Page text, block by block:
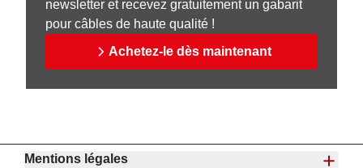
newsletter et recevez gratuitement un gabarit
pour câbles de haute qualité !
Achetez-le dès maintenant
Mentions légales